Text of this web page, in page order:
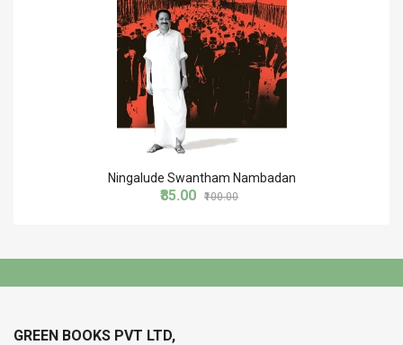
Ningalude Swantham Nambadan
₹85.00 ₹100.00
GREEN BOOKS PVT LTD,